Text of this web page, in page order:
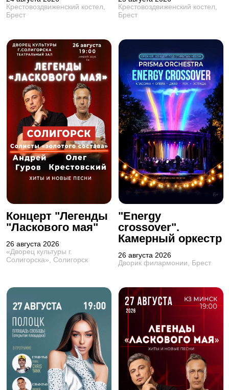
Крестовоздвиженский костел,
Брест
Крестовоздвиженский костел,
Брест
Концерт "Легенды
"Ласкового мая"
26 августа 2026
«Дворец культуры г.
Солигорска», Солигорск
"Energy
crossover".
Камерный оркестр
26 августа 2026
Дворик филармонии, Брест